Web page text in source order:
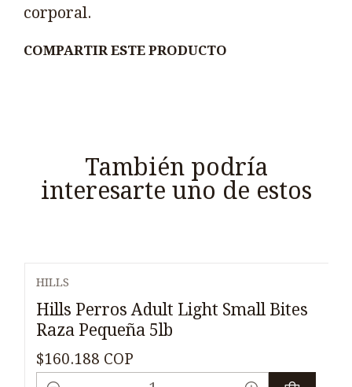
corporal.
COMPARTIR ESTE PRODUCTO
También podría
interesarte uno de estos
HILLS
Hills Perros Adult Light Small Bites
Raza Pequeña 5lb
$160.188 COP